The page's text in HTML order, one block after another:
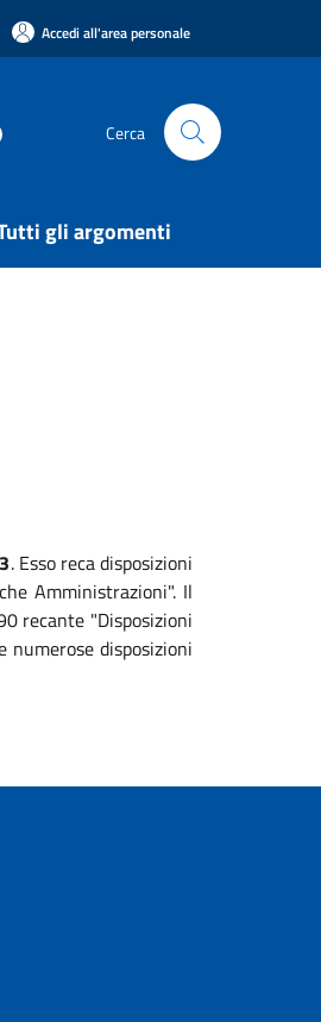
Accedi all'area personale
Cerca
gli argomenti
. Esso reca disposizioni
Amministrazioni". Il
recante "Disposizioni
disposizioni